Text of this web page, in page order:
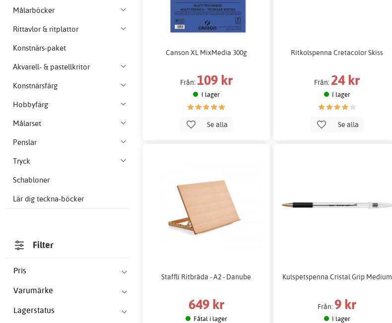
Målarböcker
Rittavlor & ritplattor
Konstnärs-paket
Akvarell- & pastellkritor
Konstnärsfärg
Hobbyfärg
Målarset
Penslar
Tryck
Schabloner
Lär dig teckna-böcker
Filter
Pris
Varumärke
Lagerstatus
Canson XL MixMedia 300g
Från: 109 kr
I lager
Se alla
Ritkolspenna Cretacolor Skiss
Från: 24 kr
I lager
Se alla
Staffli Ritbräda - A2 - Danube
649 kr
Fåtal i lager
Kulspetspenna Cristal Grip Medium
Från: 9 kr
I lager